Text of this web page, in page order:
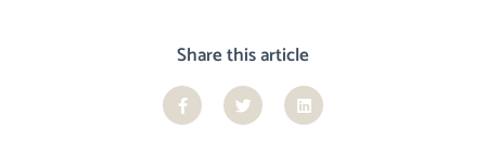
Share this article